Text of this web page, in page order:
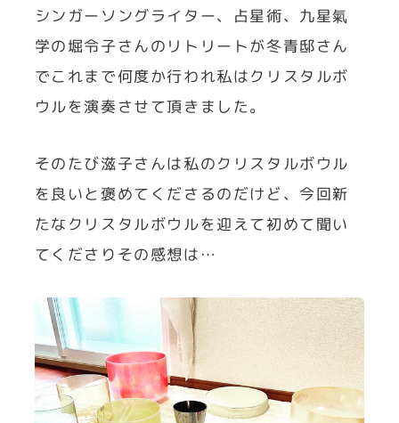
シンガーソングライター、占星術、九星氣
学の堀令子さんのリトリートが冬青邸さん
でこれまで何度か行われ私はクリスタルボ
ウルを演奏させて頂きました。
そのたび滋子さんは私のクリスタルボウル
を良いと褒めてくださるのだけど、今回新
たなクリスタルボウルを迎えて初めて聞い
てくださりその感想は…